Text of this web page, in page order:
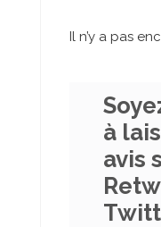
Il n’y a pas
à
avis